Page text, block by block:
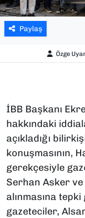
Paylaş
Özge
İBB Başkanı
hakkındaki
açıkladığı
konuşmasının,
gerekçesiyle
Serhan Asker ve
alınmasına
gazeteciler,